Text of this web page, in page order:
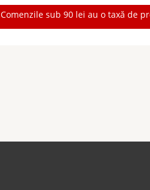
Comenzile sub 90 lei au o taxă de